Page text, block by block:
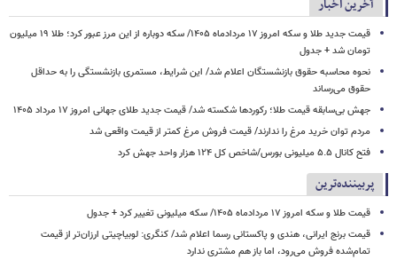
آخرین اخبار
قیمت جدید طلا و سکه امروز ۱۷ مردادماه ۱۴۰۵/ سکه دوباره از این مرز عبور کرد؛ طلا ۱۹ میلیون
تومان شد + جدول
نحوه محاسبه حقوق بازنشستگان اعلام شد/ این شرایط، مستمری بازنشستگی را به حداقل
حقوق می‌رساند
جهش بی‌سابقه قیمت طلا؛ رکوردها شکسته شد/ قیمت جدید طلای جهانی امروز ۱۷ مرداد ۱۴۰۵
مردم توان خرید مرغ را ندارند/ قیمت فروش مرغ کمتر از قیمت واقعی شد
فتح کانال ۵.۵ میلیونی بورس/شاخص کل ۱۲۴ هزار واحد جهش کرد
پربیننده‌ترین
قیمت طلا و سکه امروز ۱۷ مردادماه ۱۴۰۵/ سکه میلیونی تغییر کرد + جدول
قیمت برنج ایرانی، هندی و پاکستانی رسما اعلام شد/ کنگری: لوبیاچیتی ارزان‌تر از قیمت
تمام‌شده فروش می‌رود، اما باز هم مشتری ندارد